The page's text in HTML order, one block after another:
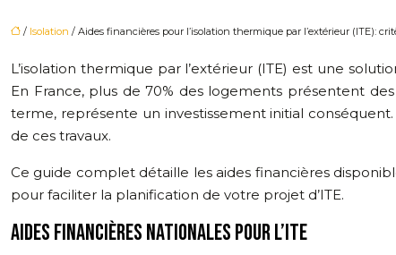
/ Isolation / Aides financières pour l’isolation thermique par l’extérieur (ITE):
L’isolation thermique par l’extérieur (ITE) est une
En France, plus de 70% des logements présentent
terme, représente un investissement initial
de ces travaux.
Ce guide complet détaille les aides financières
pour faciliter la planification de votre projet d’ITE.
AIDES FINANCIÈRES NATIONALES POUR L’ITE